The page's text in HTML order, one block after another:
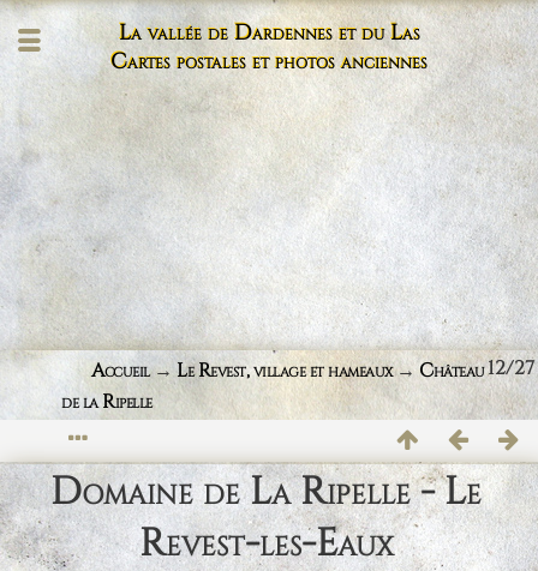
La vallée de Dardennes et du Las
Cartes postales et photos anciennes
12/27
Accueil→Le Revest, village et hameaux→Château
de la Ripelle
Domaine de La Ripelle - Le
Revest-les-Eaux